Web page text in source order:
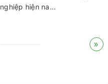
nghiệp hiện na...
»